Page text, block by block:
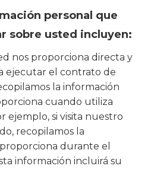
personal que
sobre usted incluyen:
nos proporciona directa y
ejecutar el contrato de
la información
cuando utiliza
ejemplo, si visita nuestro
recopilamos la
durante el
información incluirá su